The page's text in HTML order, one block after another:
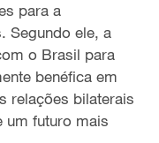
para a
Segundo ele, a
o Brasil para
benéfica em
relações bilaterais
um futuro mais